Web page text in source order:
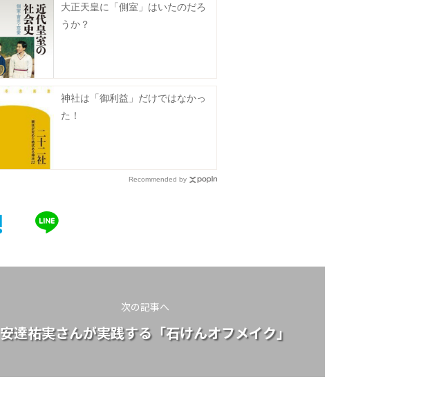
大正天皇に「側室」はいたのだろ
うか？
神社は「御利益」だけではなかっ
た！
Recommended by
次の記事へ
安達祐実さんが実践する「石けんオフメイク」